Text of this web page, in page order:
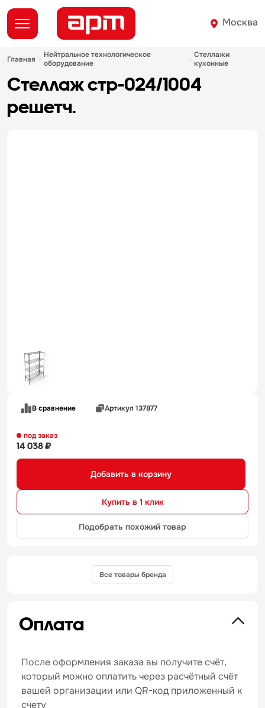
Москва
главная
нейтральное технологическое
оборудование
стеллажи
кухонные
стеллаж стр-024/1004
решетч.
В сравнение Артикул 137877
под заказ
14 038 ₽
Добавить в корзину
Купить в 1 клик
Подобрать похожий товар
Все товары бренда
Оплата
После оформления заказа вы получите счёт,
который можно оплатить через расчётный счёт
вашей организации или QR-код приложенный к
счету